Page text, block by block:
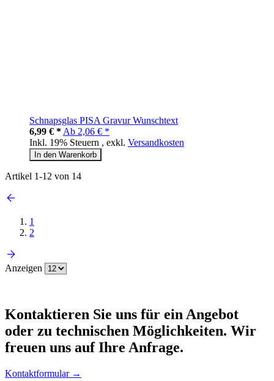
Schnapsglas PISA Gravur Wunschtext
6,99 € * Ab 2,06 € *
Inkl. 19% Steuern , exkl. Versandkosten
In den Warenkorb
Artikel 1-12 von 14
1
2
Anzeigen
Kontaktieren Sie uns für ein Angebot
oder zu technischen Möglichkeiten. Wir
freuen uns auf Ihre Anfrage.
Kontaktformular →